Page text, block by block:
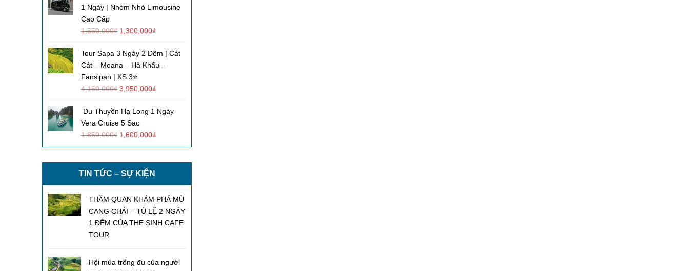
1 Ngày | Nhóm Nhỏ Limousine
Cao Cấp
1,550,000₫ 1,300,000₫
Tour Sapa 3 Ngày 2 Đêm | Cát
Cát – Moana – Hà Khẩu –
Fansipan | KS 3⭐
4,150,000₫ 3,950,000₫
Du Thuyền Hạ Long 1 Ngày
Vera Cruise 5 Sao
1,850,000₫ 1,600,000₫
TIN TỨC – SỰ KIỆN
THĂM QUAN KHÁM PHÁ MÙ
CANG CHẢI – TÚ LỆ 2 NGÀY
1 ĐÊM CỦA THE SINH CAFE
TOUR
Hội múa trống đu của người